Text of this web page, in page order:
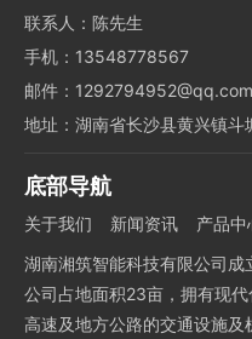
联系人：陈先生
手机：13548778567
邮件：1292794952@qq.com
地址：湖南省长沙县黄兴镇斗
底部导航
关于我们 新闻资讯 产品中
湖南湘筑智能科技有限公司成
公司占地面积23亩，拥有现
高速及地方公路的交通设施